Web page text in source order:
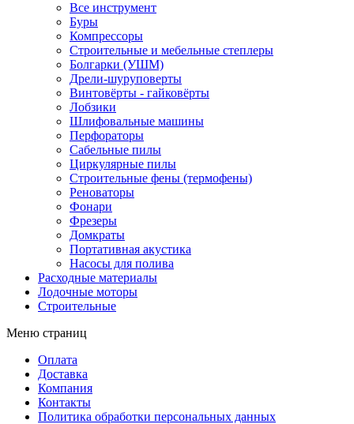
Все инструмент
Буры
Компрессоры
Строительные и мебельные степлеры
Болгарки (УШМ)
Дрели-шуруповерты
Винтовёрты - гайковёрты
Лобзики
Шлифовальные машины
Перфораторы
Сабельные пилы
Циркулярные пилы
Строительные фены (термофены)
Реноваторы
Фонари
Фрезеры
Домкраты
Портативная акустика
Насосы для полива
Расходные материалы
Лодочные моторы
Строительные
Меню страниц
Оплата
Доставка
Компания
Контакты
Политика обработки персональных данных